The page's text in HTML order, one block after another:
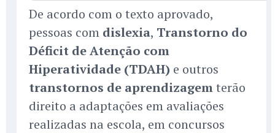
De acordo com o texto aprovado,
pessoas com dislexia, Transtorno do
Déficit de Atenção com
Hiperatividade (TDAH) e outros
transtornos de aprendizagemterão
direito a adaptações em avaliações
realizadas na escola, em concursos